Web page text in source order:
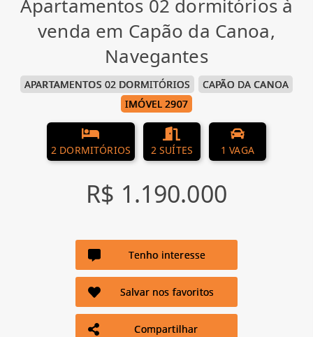
Apartamentos 02 dormitórios à
venda em Capão da Canoa,
Navegantes
APARTAMENTOS 02 DORMITÓRIOS
CAPÃO DA CANOA
IMÓVEL 2907
2 DORMITÓRIOS 2 SUÍTES 1 VAGA
R$ 1.190.000
Tenho interesse
Salvar nos favoritos
Compartilhar